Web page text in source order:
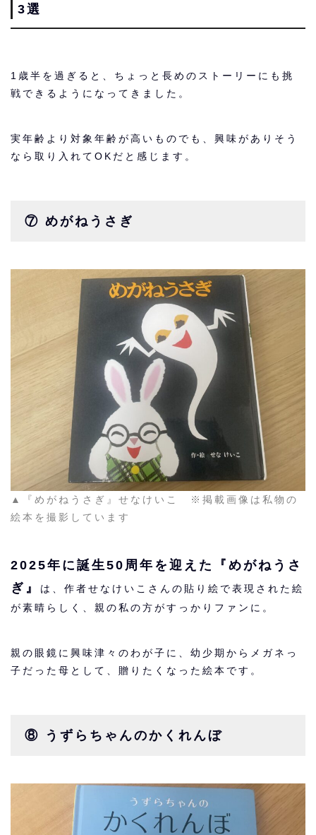
3選
1歳半を過ぎると、ちょっと長めのストーリーにも挑
戦できるようになってきました。
実年齢より対象年齢が高いものでも、興味がありそう
なら取り入れてOKだと感じます。
⑦ めがねうさぎ
▲『めがねうさぎ』せなけいこ ※掲載画像は私物の
絵本を撮影しています
2025年に誕生50周年を迎えた『めがねうさ
ぎ』
は、作者せなけいこさんの貼り絵で表現された絵
が素晴らしく、親の私の方がすっかりファンに。
親の眼鏡に興味津々のわが子に、幼少期からメガネっ
子だった母として、贈りたくなった絵本です。
⑧ うずらちゃんのかくれんぼ